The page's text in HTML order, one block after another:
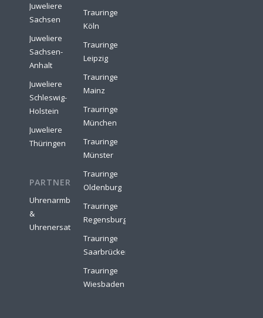
Juweliere
Sachsen
Juweliere
Sachsen-
Anhalt
Juweliere
Schleswig-
Holstein
Juweliere
Thüringen
PARTNER:
Uhrenarmbänder
&
Uhrenersatzteile
Trauringe
Köln
Trauringe
Leipzig
Trauringe
Mainz
Trauringe
München
Trauringe
Münster
Trauringe
Oldenburg
Trauringe
Regensburg
Trauringe
Saarbrücken
Trauringe
Wiesbaden